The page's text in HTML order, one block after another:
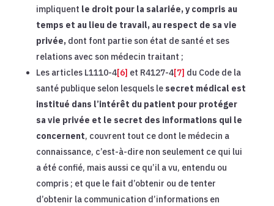
impliquent le droit pour la salariée, y compris au
temps et au lieu de travail, au respect de sa vie
privée,dont font partie son état de santé et ses
relations avec son médecin traitant ;
Les articles L1110-4[6] et R4127-4[7] du Code de la
santé publique selon lesquels le secret médical est
institué dans l’intérêt du patient pour protéger
sa vie privée et le secret des informations qui le
concernent, couvrent tout ce dont le médecin a
connaissance, c’est-à-dire non seulement ce qui lui
a été confié, mais aussi ce qu’il a vu, entendu ou
compris ; et que le fait d’obtenir ou de tenter
d’obtenir la communication d’informations en